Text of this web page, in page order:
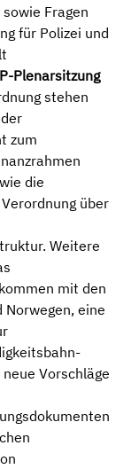
Fragen
für Polizei und
Plenarsitzung
stehen
zum
die
über
Weitere
mit den
Norwegen, eine
Vorschläge